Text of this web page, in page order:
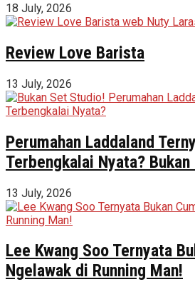
18 July, 2026
Review Love Barista
13 July, 2026
Perumahan Laddaland
Terbengkalai Nyata?
13 July, 2026
Lee Kwang Soo Ternyata
Ngelawak di Running Man!